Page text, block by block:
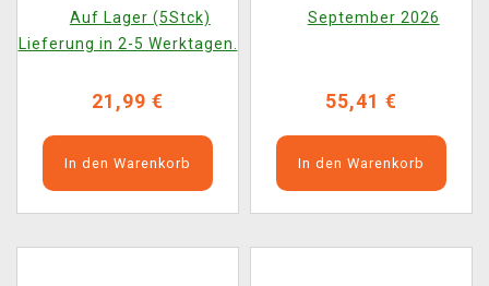
Auf Lager (5Stck)
Lieferung in 2-5 Werktagen.
21,99 €
In den Warenkorb
September 2026
55,41 €
In den Warenkorb